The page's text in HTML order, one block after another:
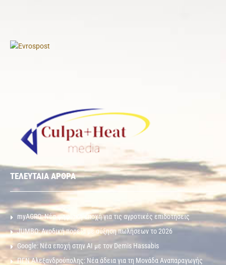
ΤΕΛΕΥΤΑΙΑ ΑΡΘΡΑ
myAGRO: Νέα ψηφιακή εποχή για τις αγροτικές επιδοτήσεις
JUMBO: Ανοδική πορεία με αύξηση πωλήσεων το 2026
Google: Νέα εποχή στην AI με τον Demis Hassabis
ΠΓΝ Αλεξανδρούπολης: Νέα άδεια για τη Μονάδα Αναπαραγωγής